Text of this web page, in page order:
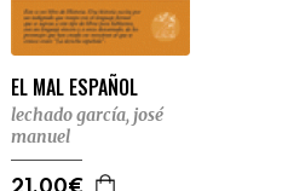
EL MAL ESPAÑOL
lechado garcía, josé
manuel